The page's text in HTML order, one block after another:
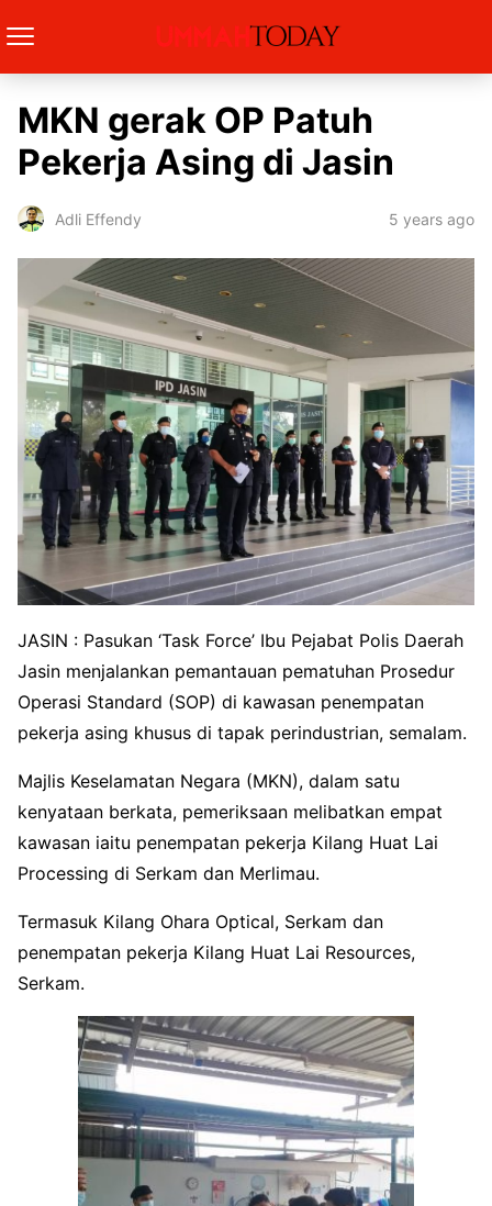
MKN gerak OP Patuh
Pekerja Asing di Jasin
Adli Effendy 5 years ago
JASIN : Pasukan ‘Task Force’ Ibu Pejabat Polis Daerah
Jasin menjalankan pemantauan pematuhan Prosedur
Operasi Standard (SOP) di kawasan penempatan
pekerja asing khusus di tapak perindustrian, semalam.
Majlis Keselamatan Negara (MKN), dalam satu
kenyataan berkata, pemeriksaan melibatkan empat
kawasan iaitu penempatan pekerja Kilang Huat Lai
Processing di Serkam dan Merlimau.
Termasuk Kilang Ohara Optical, Serkam dan
penempatan pekerja Kilang Huat Lai Resources,
Serkam.